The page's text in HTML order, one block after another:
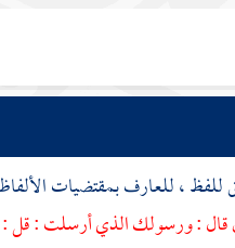
للفظ ، للعارف بمقتضيات
: ورسولك الذي أرسلت : قل